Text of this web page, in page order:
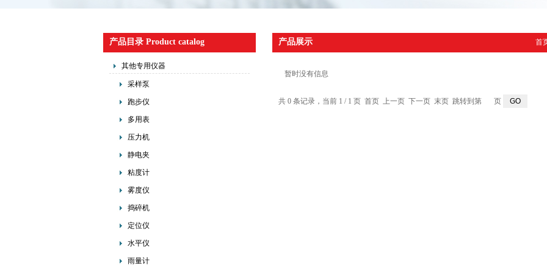
产品目录 Product catalog
其他专用仪器
采样泵
跑步仪
多用表
压力机
静电夹
粘度计
雾度仪
捣碎机
定位仪
水平仪
雨量计
产品展示 首
暂时没有信息
共 0 条记录，当前 1 / 1 页 首页 上一页 下一页 末页 跳转到第 页